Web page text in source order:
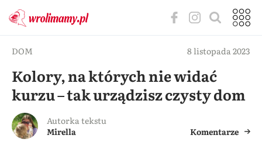
DOM 8 listopada 2023
Kolory, na których nie widać
kurzu – tak urządzisz czysty dom
Autorka tekstu
Mirella
Komentarze